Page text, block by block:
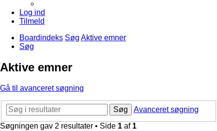
Log ind
Tilmeld
Boardindeks Søg Aktive emner
Søg
Aktive emner
Gå til avanceret søgning
Søg
Avanceret søgning
Søgningen gav 2 resultater • Side 1 af 1